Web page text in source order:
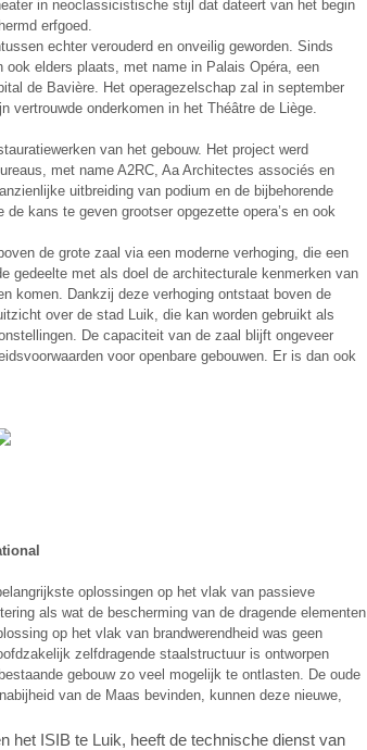
in neoclassicistische stijl dat dateert van het begin
erfgoed.
echter verouderd en onveilig geworden. Sinds
ook elders plaats, met name in Palais Opéra, een
de Bavière. Het operagezelschap zal in september
vertrouwde onderkomen in het Théâtre de Liège.
van het gebouw. Het project werd
met name A2RC, Aa Architectes associés en
uitbreiding van podium en de bijbehorende
kans te geven grootser opgezette opera’s en ook
de grote zaal via een moderne verhoging, die een
gedeelte met als doel de architecturale kenmerken van
komen. Dankzij deze verhoging ontstaat boven de
over de stad Luik, die kan worden gebruikt als
De capaciteit van de zaal blijft ongeveer
voor openbare gebouwen. Er is dan ook
oplossingen op het vlak van passieve
als wat de bescherming van de dragende elementen
op het vlak van brandwerendheid was geen
zelfdragende staalstructuur is ontworpen
gebouw zo veel mogelijk te ontlasten. De oude
van de Maas bevinden, kunnen deze nieuwe,
het ISIB te Luik, heeft de technische dienst van